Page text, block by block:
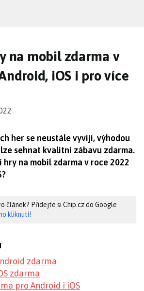
na mobil zdarma v
iOS i pro více
her se neustále vyvíjí, výhodou
sehnat kvalitní zábavu zdarma.
hry na mobil zdarma v roce 2022
článek? Přidejte si Chip.cz do Google
kliknutí!
zdarma
zdarma
pro Android i iOS